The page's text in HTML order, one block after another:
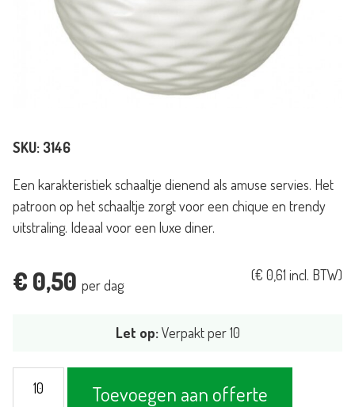
SKU: 3146
Een karakteristiek schaaltje dienend als amuse servies. Het
patroon op het schaaltje zorgt voor een chique en trendy
uitstraling. Ideaal voor een luxe diner.
€ 0,50 per dag
(€ 0,61 incl. BTW)
Let op:Verpakt per 10
Toevoegen aan offerte